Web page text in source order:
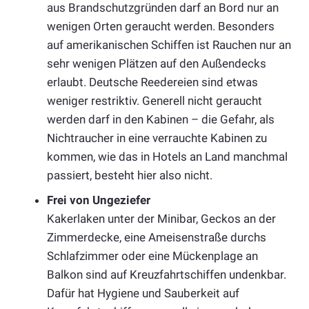
aus Brandschutzgründen darf an Bord nur an
wenigen Orten geraucht werden. Besonders
auf amerikanischen Schiffen ist Rauchen nur an
sehr wenigen Plätzen auf den Außendecks
erlaubt. Deutsche Reedereien sind etwas
weniger restriktiv. Generell nicht geraucht
werden darf in den Kabinen – die Gefahr, als
Nichtraucher in eine verrauchte Kabinen zu
kommen, wie das in Hotels an Land manchmal
passiert, besteht hier also nicht.
Frei von Ungeziefer
Kakerlaken unter der Minibar, Geckos an der
Zimmerdecke, eine Ameisenstraße durchs
Schlafzimmer oder eine Mückenplage an
Balkon sind auf Kreuzfahrtschiffen undenkbar.
Dafür hat Hygiene und Sauberkeit auf